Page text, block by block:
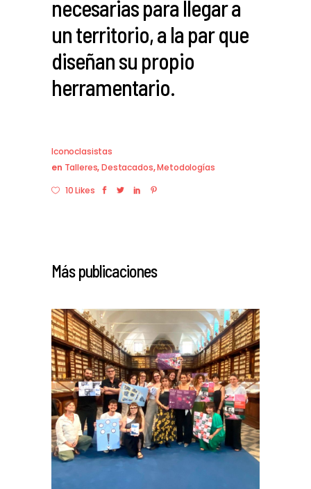
necesarias para llegar a
un territorio, a la par que
diseñan su propio
herramentario.
Iconoclasistas
en Talleres,Destacados,Metodologías
10 Likes
Más publicaciones